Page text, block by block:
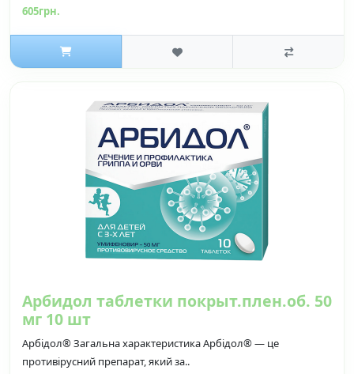
605грн.
Арбидол таблетки покрыт.плен.об. 50
мг 10 шт
Арбідол® Загальна характеристика Арбідол® — це
противірусний препарат, який за..